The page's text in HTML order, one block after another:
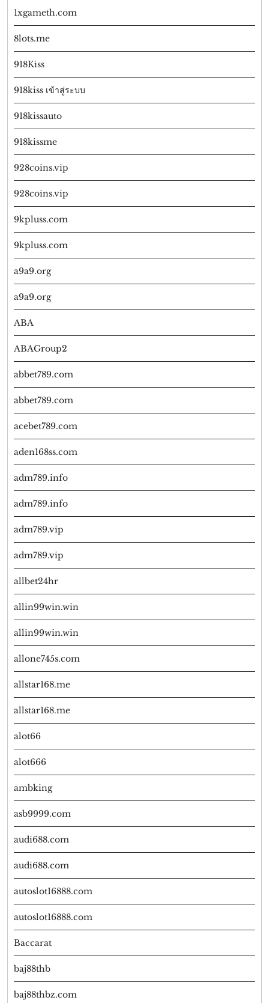
1xgameth.com
8lots.me
918Kiss
918kiss เข้าสู่ระบบ
918kissauto
918kissme
928coins.vip
928coins.vip
9kpluss.com
9kpluss.com
a9a9.org
a9a9.org
ABA
ABAGroup2
abbet789.com
abbet789.com
acebet789.com
aden168ss.com
adm789.info
adm789.info
adm789.vip
adm789.vip
allbet24hr
allin99win.win
allin99win.win
allone745s.com
allstar168.me
allstar168.me
alot66
alot666
ambking
asb9999.com
audi688.com
audi688.com
autoslot16888.com
autoslot16888.com
Baccarat
baj88thb
baj88thbz.com